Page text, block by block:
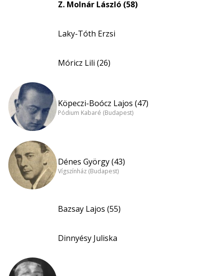
Z. Molnár László (58)
Laky-Tóth Erzsi
Móricz Lili (26)
Köpeczi-Boócz Lajos (47)
Pódium Kabaré (Budapest)
Dénes György (43)
Vígszínház (Budapest)
Bazsay Lajos (55)
Dinnyésy Juliska